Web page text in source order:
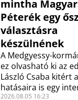
mintha Magyar
Péterék egy
választásra
készülnének
A Medgyessy-
ez olvasható ki az
László Csaba kitért
hatásaira is egy
2026.08.05 16:23